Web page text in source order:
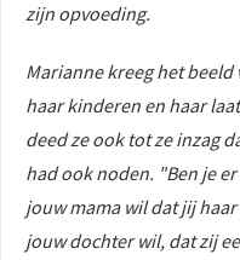
zijn opvoeding.
Marianne kreeg het beeld
haar kinderen en haar
deed ze ook tot ze inzag
had ook noden. "Ben je
jouw mama wil dat jij
jouw dochter wil, dat zij